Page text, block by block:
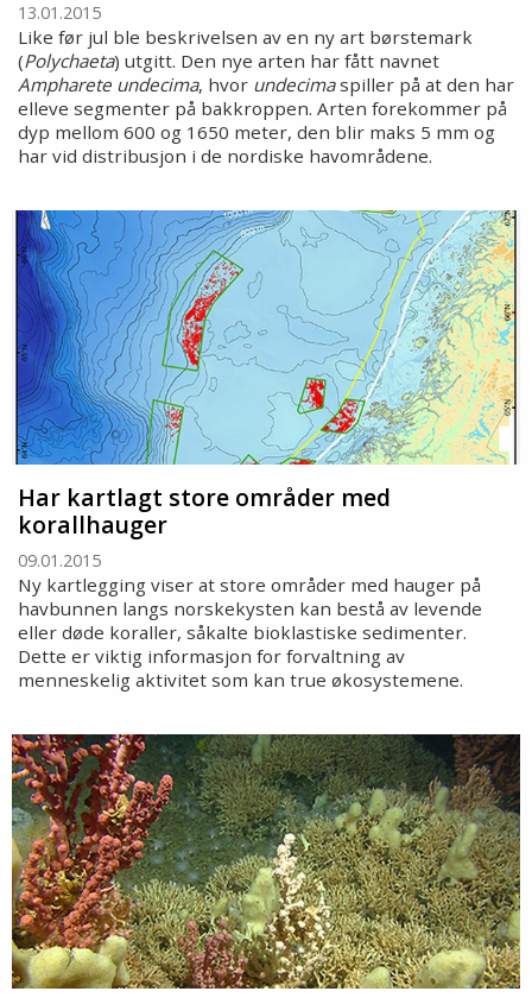
13.01.2015
Like før jul ble beskrivelsen av en ny art børstemark
(Polychaeta) utgitt. Den nye arten har fått navnet
Ampharete undecima, hvor undecimaspiller på at den har
elleve segmenter på bakkroppen. Arten forekommer på
dyp mellom 600 og 1650 meter, den blir maks 5 mm og
har vid distribusjon i de nordiske havområdene.
Har kartlagt store områder med
korallhauger
09.01.2015
Ny kartlegging viser at store områder med hauger på
havbunnen langs norskekysten kan bestå av levende
eller døde koraller, såkalte bioklastiske sedimenter.
Dette er viktig informasjon for forvaltning av
menneskelig aktivitet som kan true økosystemene.